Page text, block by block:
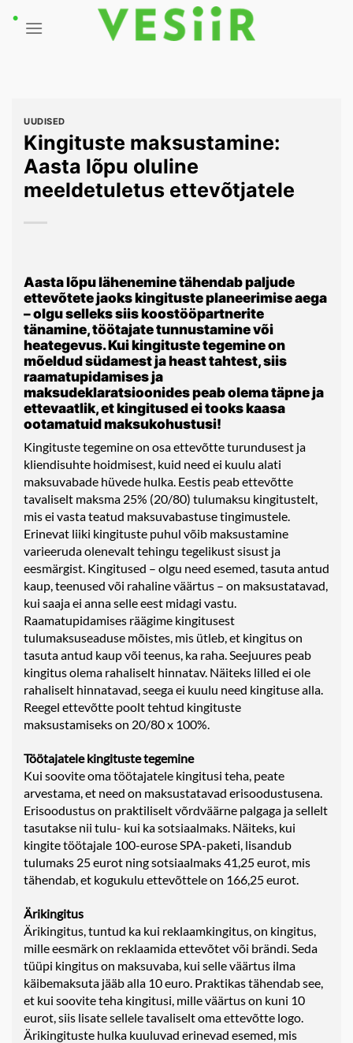
UUDISED
Kingituste maksustamine:
Aasta lõpu oluline
meeldetuletus ettevõtjatele
Aasta lõpu lähenemine tähendab paljude
ettevõtete jaoks kingituste planeerimise aega
– olgu selleks siis koostööpartnerite
tänamine, töötajate tunnustamine või
heategevus. Kui kingituste tegemine on
mõeldud südamest ja heast tahtest, siis
raamatupidamises ja
maksudeklaratsioonides peab olema täpne ja
ettevaatlik, et kingitused ei tooks kaasa
ootamatuid maksukohustusi!
Kingituste tegemine on osa ettevõtte turundusest ja
kliendisuhte hoidmisest, kuid need ei kuulu alati
maksuvabade hüvede hulka. Eestis peab ettevõtte
tavaliselt maksma 25% (20/80) tulumaksu kingitustelt,
mis ei vasta teatud maksuvabastuse tingimustele.
Erinevat liiki kingituste puhul võib maksustamine
varieeruda olenevalt tehingu tegelikust sisust ja
eesmärgist. Kingitused – olgu need esemed, tasuta antud
kaup, teenused või rahaline väärtus – on maksustatavad,
kui saaja ei anna selle eest midagi vastu.
Raamatupidamises räägime kingitusest
tulumaksuseaduse mõistes, mis ütleb, et kingitus on
tasuta antud kaup või teenus, ka raha. Seejuures peab
kingitus olema rahaliselt hinnatav. Näiteks lilled ei ole
rahaliselt hinnatavad, seega ei kuulu need kingituse alla.
Reegel ettevõtte poolt tehtud kingituste
maksustamiseks on 20/80 x 100%.
Töötajatele kingituste tegemine
Kui soovite oma töötajatele kingitusi teha, peate
arvestama, et need on maksustatavad erisoodustusena.
Erisoodustus on praktiliselt võrdväärne palgaga ja sellelt
tasutakse nii tulu- kui ka sotsiaalmaks. Näiteks, kui
kingite töötajale 100-eurose SPA-paketi, lisandub
tulumaks 25 eurot ning sotsiaalmaks 41,25 eurot, mis
tähendab, et kogukulu ettevõttele on 166,25 eurot.
Ärikingitus
Ärikingitus, tuntud ka kui reklaamkingitus, on kingitus,
mille eesmärk on reklaamida ettevõtet või brändi. Seda
tüüpi kingitus on maksuvaba, kui selle väärtus ilma
käibemaksuta jääb alla 10 euro. Praktikas tähendab see,
et kui soovite teha kingitusi, mille väärtus on kuni 10
eurot, siis lisate sellele tavaliselt oma ettevõtte logo.
Ärikingituste hulka kuuluvad erinevad esemed, mis